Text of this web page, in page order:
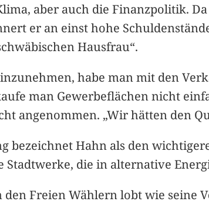
aber auch die Finanzpolitik.
er an einst hohe
Hausfrau“.
habe man mit den
man Gewerbeflächen nicht
angenommen. „Wir hätten den
bezeichnet Hahn als den
Stadtwerke, die in alternative
den Freien Wählern lobt wie seine